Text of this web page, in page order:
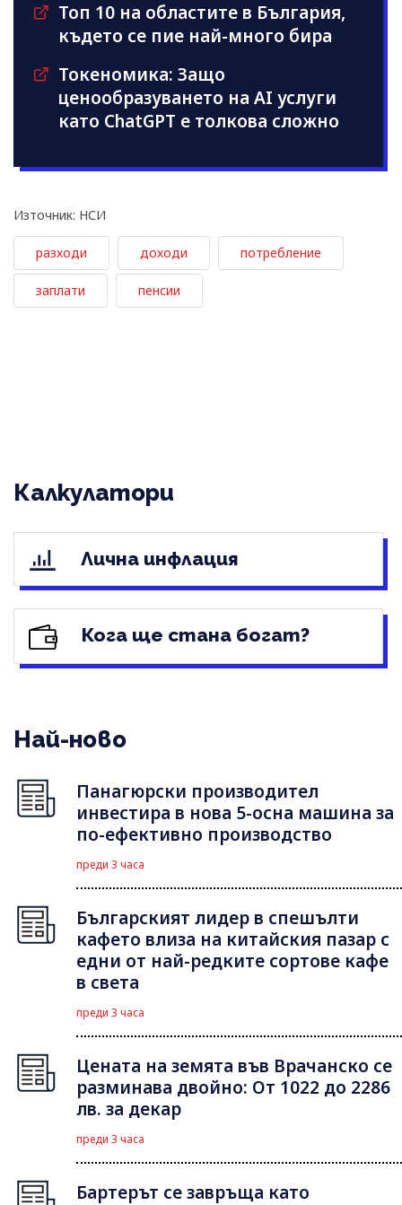
Топ 10 на областите в България,
където се пие най-много бира
Токеномика: Защо
ценообразуването на AI услуги
като ChatGPT е толкова сложно
Източник: НСИ
разходи доходи потребление
заплати пенсии
Калкулатори
Лична инфлация
Кога ще стана богат?
Най-ново
Панагюрски производител
инвестира в нова 5-осна машина за
по-ефективно производство
преди 3 часа
Българският лидер в спешълти
кафето влиза на китайския пазар с
едни от най-редките сортове кафе
в света
преди 3 часа
Цената на земята във Врачанско се
разминава двойно: От 1022 до 2286
лв. за декар
преди 3 часа
Бартерът се завръща като